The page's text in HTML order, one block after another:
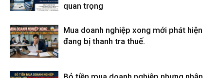
quan trọng
Mua doanh nghiệp xong mới phát hiện
đang bị thanh tra thuế.